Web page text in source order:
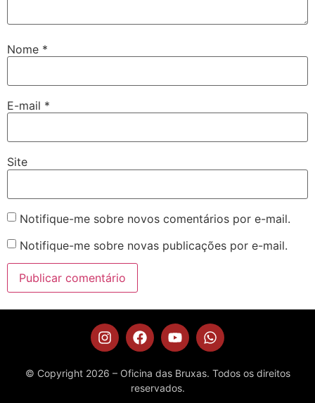
Nome *
E-mail *
Site
Notifique-me sobre novos comentários por e-mail.
Notifique-me sobre novas publicações por e-mail.
© Copyright 2026 – Oficina das Bruxas. Todos os direitos
reservados.